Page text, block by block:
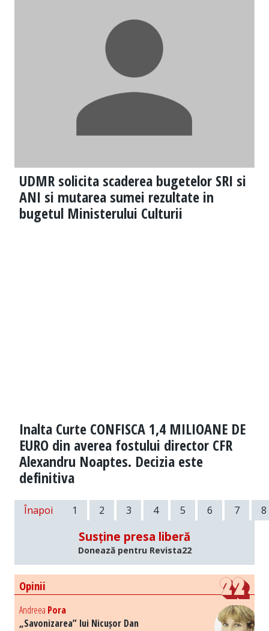
UDMR solicita scaderea bugetelor SRI si
ANI si mutarea sumei rezultate in
bugetul Ministerului Culturii
Inalta Curte CONFISCA 1,4 MILIOANE DE
EURO din averea fostului director CFR
Alexandru Noaptes. Decizia este
definitiva
Înapoi 1 2 3 4 5 6 7 8
Susține presa liberă
Donează pentru Revista22
Opinii
Andreea Pora
„Savonizarea” lui Nicușor Dan